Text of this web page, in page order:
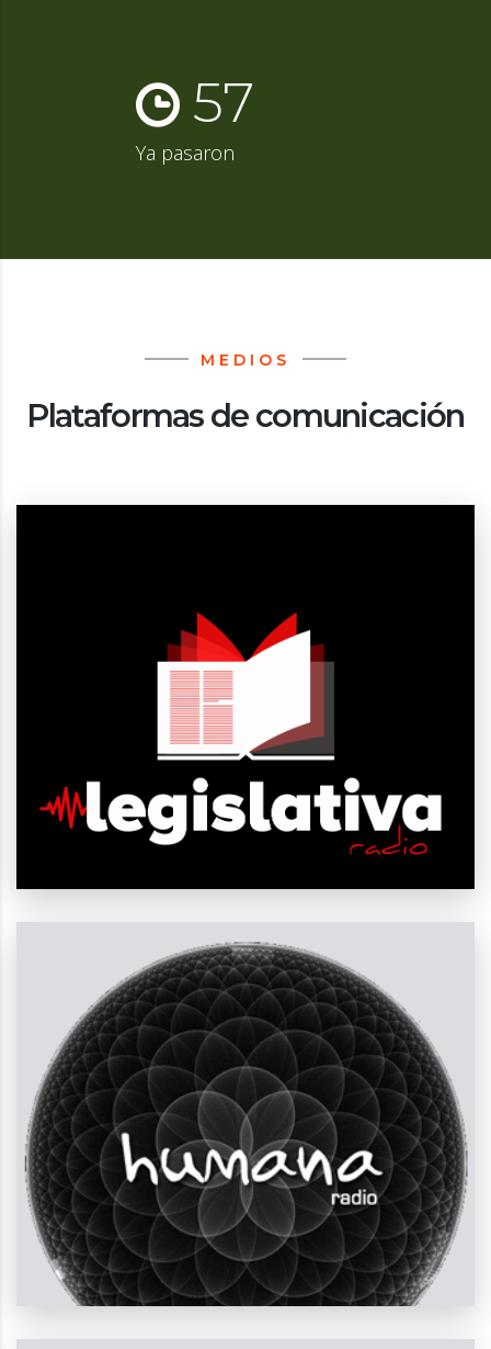
57
Ya pasaron
MEDIOS
Plataformas de comunicación
desde el Congreso de la Nación Argentina
Más de 120 medios asociados en todo el país.
IR
Voces humanas
llegan desde todo el mundo
ESCUCHÁ